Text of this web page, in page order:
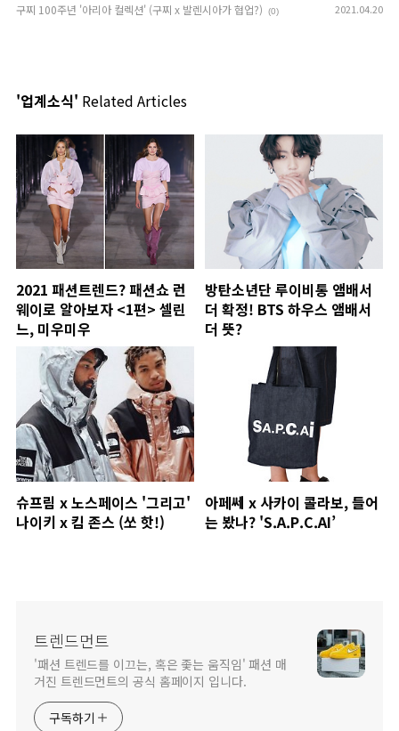
구찌 100주년 '아리아 컬렉션' (구찌 x 발렌시아가 협업?) (0) 2021.04.20
'업계소식' Related Articles
2021 패션트렌드? 패션쇼 런
웨이로 알아보자 <1편> 셀린
느, 미우미우
방탄소년단 루이비통 앰배서
더 확정! BTS 하우스 앰배서
더 뜻?
슈프림 x 노스페이스 '그리고'
나이키 x 킴 존스 (쏘 핫!)
아페쎄 x 사카이 콜라보, 들어
는 봤나? 'S.A.P.C.AI’
트렌드먼트
'패션 트렌드를 이끄는, 혹은 좇는 움직임' 패션 매
거진 트렌드먼트의 공식 홈페이지 입니다.
구독하기